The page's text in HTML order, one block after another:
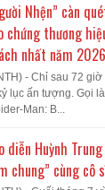
Nhện” càn
chứng thương
nhất năm 2026
- Chỉ sau 72
lục ấn tượng. Gọi
Man: B...
diễn Huỳnh
chung” cùng cô